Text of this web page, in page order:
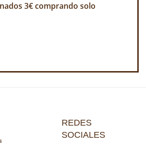
3€ comprando solo
REDES
SOCIALES